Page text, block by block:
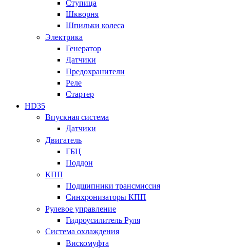
Ступица
Шкворня
Шпильки колеса
Электрика
Генератор
Датчики
Предохранители
Реле
Стартер
HD35
Впускная система
Датчики
Двигатель
ГБЦ
Поддон
КПП
Подшипники трансмиссия
Синхронизаторы КПП
Рулевое управление
Гидроусилитель Руля
Система охлаждения
Вискомуфта